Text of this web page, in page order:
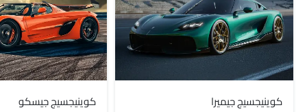
كوينيجسيج جيميرا كوينيجسيج جيسكو